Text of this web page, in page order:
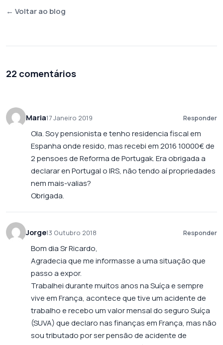
← Voltar ao blog
22 comentários
Maria17 Janeiro 2019 Responder
Ola. Soy pensionista e tenho residencia fiscal em
Espanha onde resido, mas recebi em 2016 10000€ de
2 pensoes de Reforma de Portugak. Era obrigada a
declarar en Portugal o IRS, não tendo aí propriedades
nem mais-valias?
Obrigada.
Jorge13 Outubro 2018 Responder
Bom dia Sr Ricardo,
Agradecia que me informasse a uma situação que
passo a expor.
Trabalhei durante muitos anos na Suíça e sempre
vive em França, acontece que tive um acidente de
trabalho e recebo um valor mensal do seguro Suíça
(SUVA) que declaro nas finanças em França, mas não
sou tributado por ser pensão de acidente de